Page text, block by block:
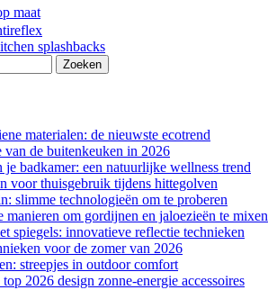
maat
splashbacks
materialen: de nieuwste ecotrend
van de buitenkeuken in 2026
badkamer: een natuurlijke wellness trend
voor thuisgebruik tijdens hittegolven
slimme technologieën om te proberen
om gordijnen en jaloezieën te mixen
spiegels: innovatieve reflectie technieken
voor de zomer van 2026
streepjes in outdoor comfort
2026 design zonne-energie accessoires